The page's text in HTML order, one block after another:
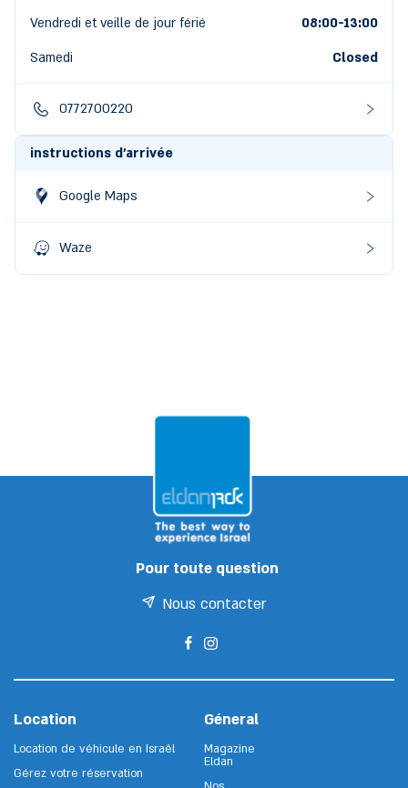
Vendredi et veille de jour férié
08:00-13:00
Samedi
Closed
0772700220
instructions d'arrivée
Google Maps
Waze
Pour toute question
Nous contacter
Location
Location de véhicule en Israêl
Gérez votre réservation
Géneral
Magazine
Eldan